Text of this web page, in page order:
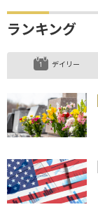
ランキング
デイリー